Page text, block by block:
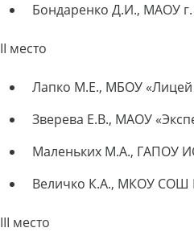
Бондаренко Д.И., МАОУ
II место
Лапко М.Е., МБОУ «Лицей
Зверева Е.В., МАОУ
Маленьких М.А., ГАПОУ
Величко К.А., МКОУ СОШ
III место